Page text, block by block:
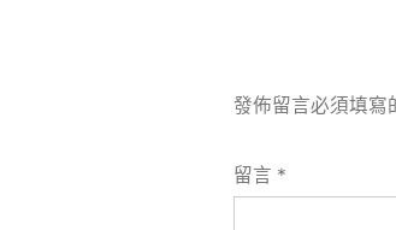
發佈留言必須填寫
留言 *